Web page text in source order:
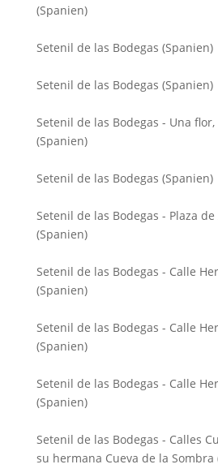
(Spanien)
Setenil de las Bodegas (Spanien)
Setenil de las Bodegas (Spanien)
Setenil de las Bodegas - Una
(Spanien)
Setenil de las Bodegas (Spanien)
Setenil de las Bodegas - Plaza
(Spanien)
Setenil de las Bodegas - Calle
(Spanien)
Setenil de las Bodegas - Calle
(Spanien)
Setenil de las Bodegas - Calle
(Spanien)
Setenil de las Bodegas - Calles
su hermana Cueva de la Sombra